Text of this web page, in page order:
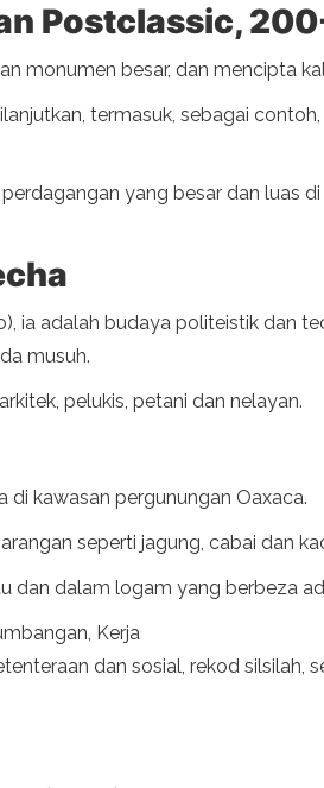
Postclassic,
monumen besar, dan mencipta
termasuk, sebagai
yang besar dan luas
ia adalah budaya politeistik dan
musuh.
pelukis, petani dan nelayan.
di kawasan pergunungan Oaxaca.
seperti jagung, cabai dan
dan dalam logam yang berbeza
Kerja
dan sosial, rekod silsilah,